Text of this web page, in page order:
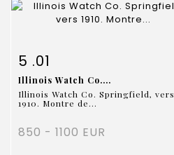
Fiche détaillée
5 .01
Illinois Watch Co....
Illinois Watch Co. Springfield, vers
1910. Montre de...
850 - 1100 EUR